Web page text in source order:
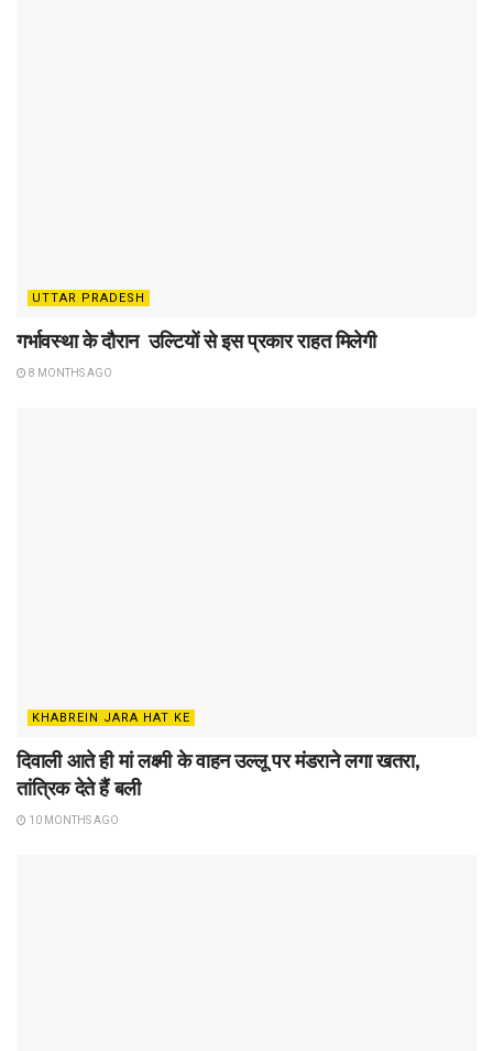
UTTAR PRADESH
गर्भावस्था के दौरान उल्टियों से इस प्रकार राहत मिलेगी
8 MONTHS AGO
KHABREIN JARA HAT KE
दिवाली आते ही मां लक्ष्मी के वाहन उल्लू पर मंडराने लगा खतरा,
तांत्रिक देते हैं बली
10 MONTHS AGO